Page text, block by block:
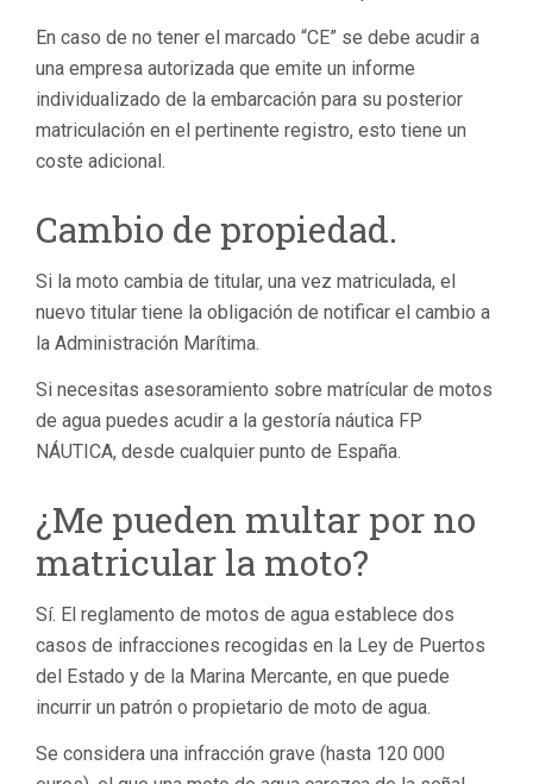
En caso de no tener el marcado “CE” se debe acudir a
una empresa autorizada que emite un informe
individualizado de la embarcación para su posterior
matriculación en el pertinente registro, esto tiene un
coste adicional.
Cambio de propiedad.
Si la moto cambia de titular, una vez matriculada, el
nuevo titular tiene la obligación de notificar el cambio a
la Administración Marítima.
Si necesitas asesoramiento sobre matrícular de motos
de agua puedes acudir a la gestoría náutica FP
NÁUTICA, desde cualquier punto de España.
¿Me pueden multar por no
matricular la moto?
Sí. El reglamento de motos de agua establece dos
casos de infracciones recogidas en la Ley de Puertos
del Estado y de la Marina Mercante, en que puede
incurrir un patrón o propietario de moto de agua.
Se considera una infracción grave (hasta 120 000